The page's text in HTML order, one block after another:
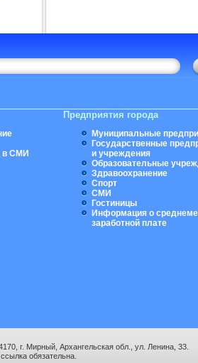
в СМИ
Предприятия города
Муниципальные
Государственные
и учреждения
Образовательные
Здравоохранение
Спорт
СМИ
Гостиницы
Информация о
заработной плате
г. Мирный, Архангельская обл., ул. Ленина, 33.
обязательна.